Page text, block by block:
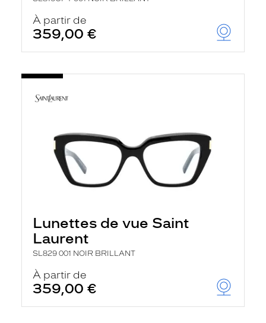
À partir de
359,00 €
Lunettes de vue Saint
Laurent
SL829 001 NOIR BRILLANT
À partir de
359,00 €